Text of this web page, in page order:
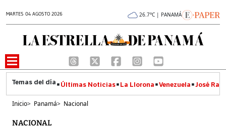
MARTES 04 AGOSTO 2026 26.7°C | PANAMÁ
Últimas Noticias La Llorona Venezuela José
Inicio> Panamá> Nacional
NACIONAL